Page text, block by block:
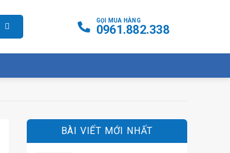
GỌI MUA HÀNG
0961.882.338
BÀI VIẾT MỚI NHẤT